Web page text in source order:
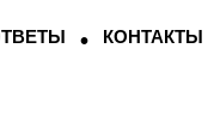
КОНТАКТЫ